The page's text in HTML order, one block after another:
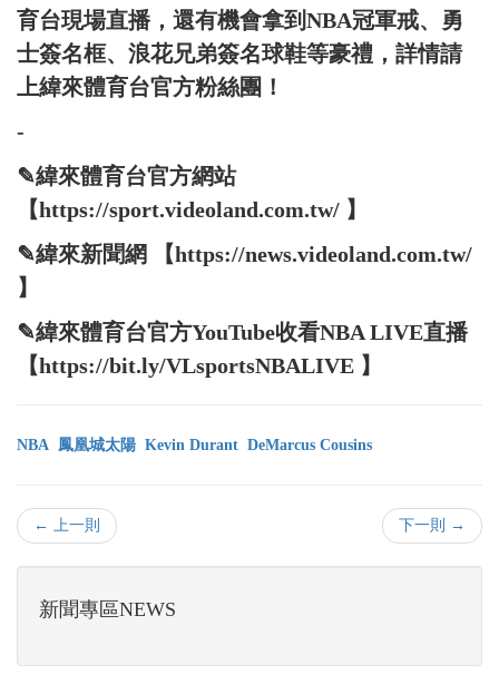
育台現場直播，還有機會拿到NBA冠軍戒、勇
士簽名框、浪花兄弟簽名球鞋等豪禮，詳情請
上緯來體育台官方粉絲團！
-
✎緯來體育台官方網站
【https://sport.videoland.com.tw/ 】
✎緯來新聞網 【https://news.videoland.com.tw/
】
✎緯來體育台官方YouTube收看NBA LIVE直播
【https://bit.ly/VLsportsNBALIVE 】
NBA 鳳凰城太陽 Kevin Durant DeMarcus Cousins
← 上一則 下一則 →
新聞專區NEWS